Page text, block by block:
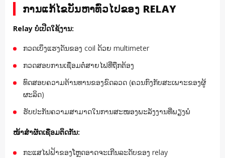
ການແກ້ໄຂບັນຫາທົ່ວໄປຂອງ RELAY
Relay ບໍ່ເປີດໃຊ້ງານ:
ກວດເບິ່ງແຮງດັນຂອງ coil ດ້ວຍ multimeter
ກວດສອບການເຊື່ອມຕໍ່ສາຍໄຟທີ່ຖືກຕ້ອງ
ທົດສອບຄວາມຕ້ານທານຂອງຂົດລວດ (ຄວນກົງກັບສະເພາະຂອງຜູ້
ຜະລິດ)
ຮັບປະກັນຄວາມສາມາດໃນການສະໜອງພະລັງງານທີ່ພຽງພໍ
ໜ້າສຳຜັດເຊື່ອມຕິດກັນ:
ກະແສໄຟຟ້າຂອງໂຫຼດອາດຈະເກີນລະດັບຂອງ relay